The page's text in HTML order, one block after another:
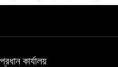
প্রধান কার্যালয়